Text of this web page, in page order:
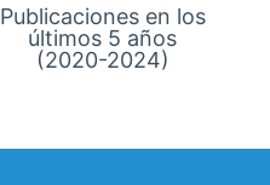
Publicaciones en los
últimos 5 años
(2020-2024)